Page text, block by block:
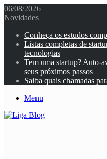
06/08/2026
Novidades
Conheça os estudos
Listas completas de
tecnologias
Tem uma startup? Auto-
seus próximos passos
Saiba quais chamadas
Menu